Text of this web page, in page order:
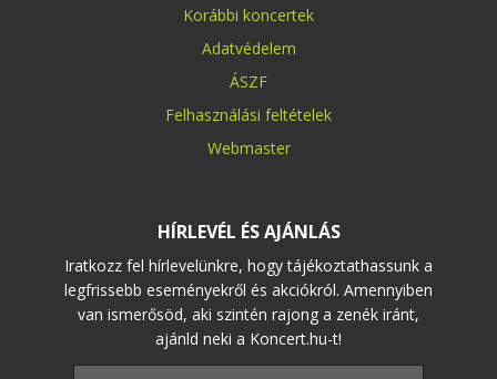
Korábbi koncertek
Adatvédelem
ÁSZF
Felhasználási feltételek
Webmaster
HÍRLEVÉL ÉS AJÁNLÁS
Iratkozz fel hírlevelünkre, hogy tájékoztathassunk a
legfrissebb eseményekről és akciókról. Amennyiben
van ismerősöd, aki szintén rajong a zenék iránt,
ajánld neki a Koncert.hu-t!